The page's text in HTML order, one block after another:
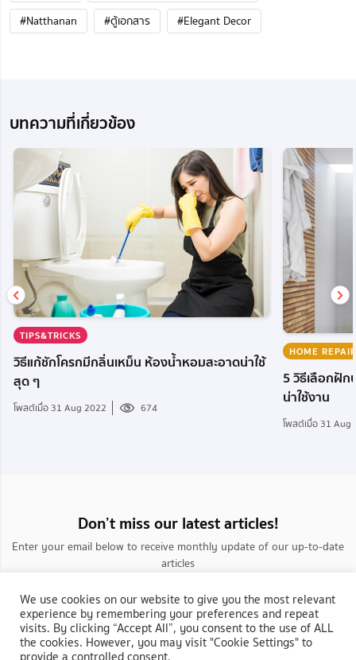
#Natthanan
#ตู้เอกสาร #Elegant Decor
บทความที่เกี่ยวข้อง
TIPS&TRICKS
วิธีแก้ชักโครกมีกลิ่นเหม็น ห้องน้ำหอมสะอาดน่าใช้
สุด ๆ
โพสต์เมื่อ 31 Aug 2022 674
HOME REPAIR
5 วิธีเลือกฝัก
น่าใช้งาน
โพสต์เมื่อ 31 Aug
Don’t miss our latest articles!
Enter your email below to receive monthly update of our up-to-date
articles
We use cookies on our website to give you the most relevant
experience by remembering your preferences and repeat
visits. By clicking “Accept All”, you consent to the use of ALL
the cookies. However, you may visit "Cookie Settings" to